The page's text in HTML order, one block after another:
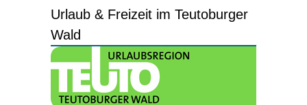
Urlaub & Freizeit im Teutoburger
Wald